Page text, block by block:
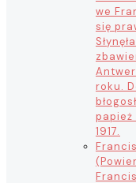
we
się
roku.
papież
1917.